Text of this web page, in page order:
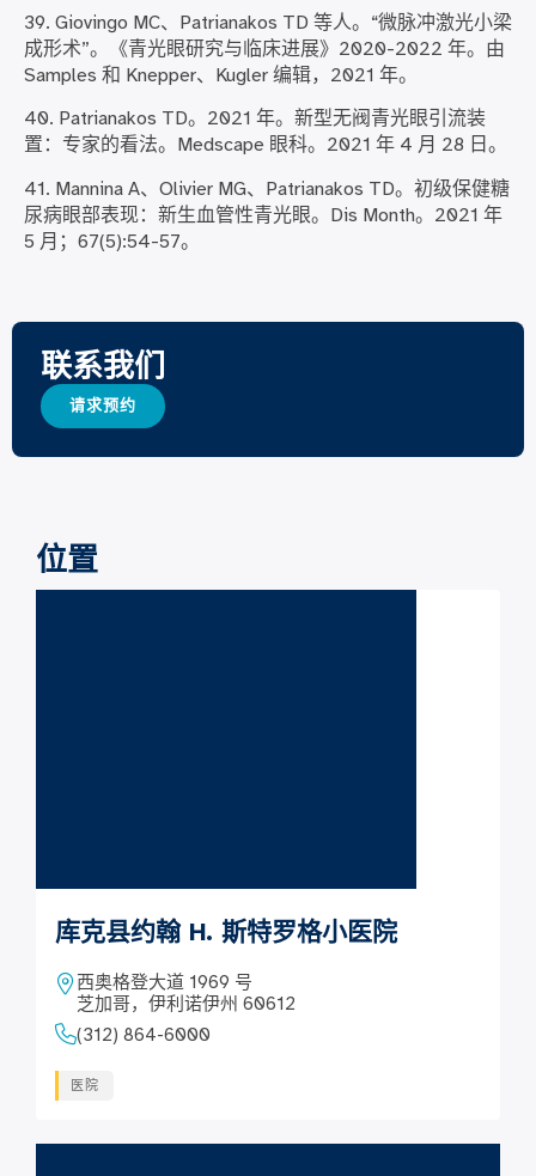
39. Giovingo MC、Patrianakos TD 等人。“微脉冲激光小梁
成形术”。《青光眼研究与临床进展》2020-2022 年。由
Samples 和 Knepper、Kugler 编辑，2021 年。
40. Patrianakos TD。2021 年。新型无阀青光眼引流装
置：专家的看法。Medscape 眼科。2021 年 4 月 28 日。
41. Mannina A、Olivier MG、Patrianakos TD。初级保健糖
尿病眼部表现：新生血管性青光眼。Dis Month。2021 年
5 月；67(5):54-57。
联系我们
请求预约
位置
库克县约翰 H. 斯特罗格小医院
西奥格登大道 1969 号
芝加哥，伊利诺伊州 60612
(312) 864-6000
医院